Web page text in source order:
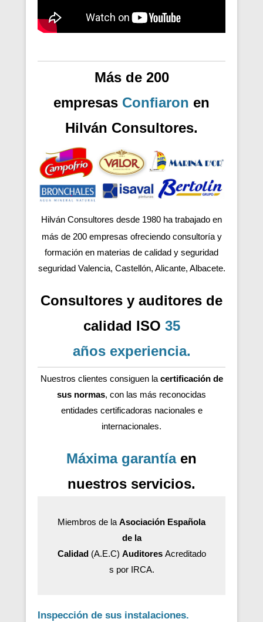
Más de 200
empresas Confiaron en
Hilván Consultores.
Hilván Consultores desde 1980 ha trabajado en
más de 200 empresas ofreciendo consultoría y
formación en materias de calidad y seguridad
seguridad Valencia, Castellón, Alicante, Albacete.
Consultores y auditores de
calidad ISO 35
años experiencia.
Nuestros clientes consiguen la certificación de
sus normas, con las más reconocidas
entidades certificadoras nacionales e
internacionales.
Máxima garantíaen
nuestros servicios.
Miembros de la Asociación Española
de la
Calidad(A.E.C) AuditoresAcreditado
s por IRCA.
Inspección de sus instalaciones.